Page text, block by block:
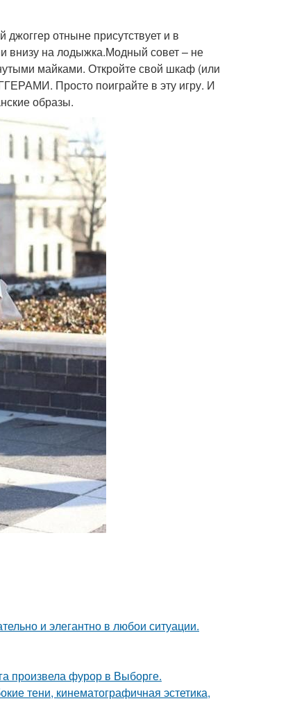
отныне присутствует и в
внизу на лодыжка.Модный совет – не
майками. Откройте свой шкаф (или
Просто поиграйте в эту игру. И
образы.
и элегантно в любои ситуации.
произвела фурор в Выборге.
тени, кинематографичная эстетика,